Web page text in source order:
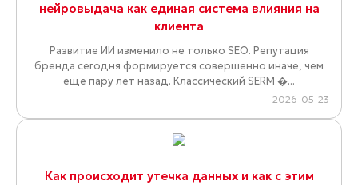
нейровыдача как единая система влияния на
клиента
Развитие ИИ изменило не только SEO. Репутация
бренда сегодня формируется совершенно иначе, чем
еще пару лет назад. Классический SERM �...
2026-05-23
Как происходит утечка данных и как с этим